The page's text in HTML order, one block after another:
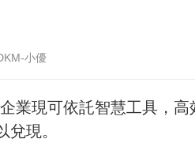
小優
業現可依託智慧工具，
現。